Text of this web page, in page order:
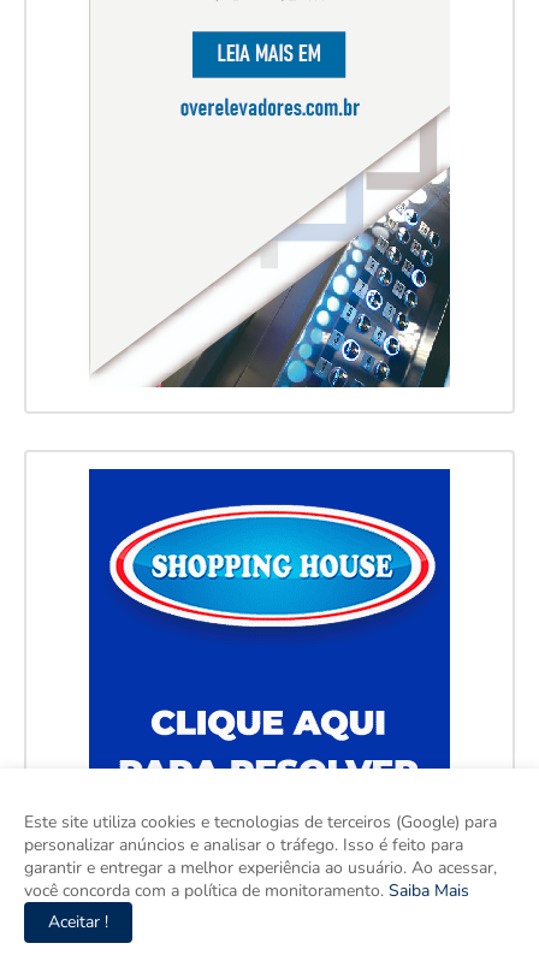
Este site utiliza cookies e tecnologias de terceiros (Google) para
personalizar anúncios e analisar o tráfego. Isso é feito para
garantir e entregar a melhor experiência ao usuário. Ao acessar,
você concorda com a política de monitoramento. Saiba Mais
Aceitar !